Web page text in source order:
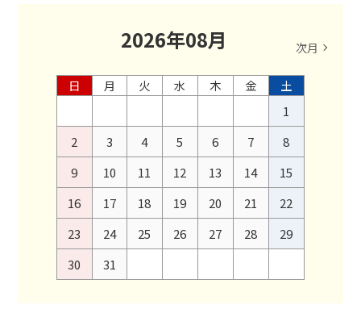
2026年08月 次月
日 月 火 水 木 金
土
1
2
3 4 5 6 7
8
9
10 11 12 13 14
15
16
17 18 19 20 21
22
23
24 25 26 27 28
29
30
31